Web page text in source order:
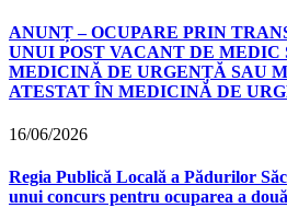
ANUNȚ – OCUPARE PRIN
UNUI POST VACANT DE MEDIC
MEDICINĂ DE URGENȚĂ SAU
ATESTAT ÎN MEDICINĂ DE
16/06/2026
Regia Publică Locală a Pădurilor
unui concurs pentru ocuparea a